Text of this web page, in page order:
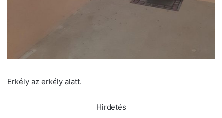
Erkély az erkély alatt.
Hirdetés